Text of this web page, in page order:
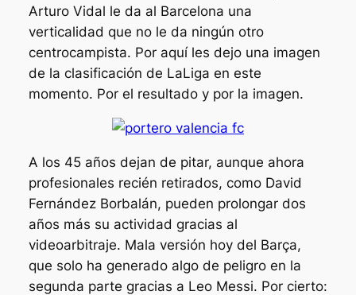
Arturo Vidal le da al Barcelona una
verticalidad que no le da ningún otro
centrocampista. Por aquí les dejo una imagen
de la clasificación de LaLiga en este
momento. Por el resultado y por la imagen.
A los 45 años dejan de pitar, aunque ahora
profesionales recién retirados, como David
Fernández Borbalán, pueden prolongar dos
años más su actividad gracias al
videoarbitraje. Mala versión hoy del Barça,
que solo ha generado algo de peligro en la
segunda parte gracias a Leo Messi. Por cierto: